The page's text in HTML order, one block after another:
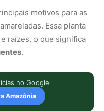
motivos para as
Essa planta
raízes, o que significa
.
no Google
Amazônia